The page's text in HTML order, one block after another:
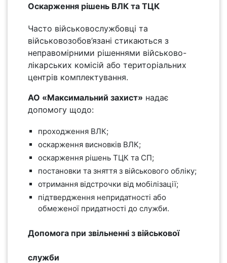
Оскарження рішень ВЛК та ТЦК
Часто військовослужбовці та
військовозобов’язані стикаються з
неправомірними рішеннями військово-
лікарських комісій або територіальних
центрів комплектування.
АО «Максимальний захист» надає
допомогу щодо:
проходження ВЛК;
оскарження висновків ВЛК;
оскарження рішень ТЦК та СП;
постановки та зняття з військового обліку;
отримання відстрочки від мобілізації;
підтвердження непридатності або
обмеженої придатності до служби.
Допомога при звільненні з військової
служби